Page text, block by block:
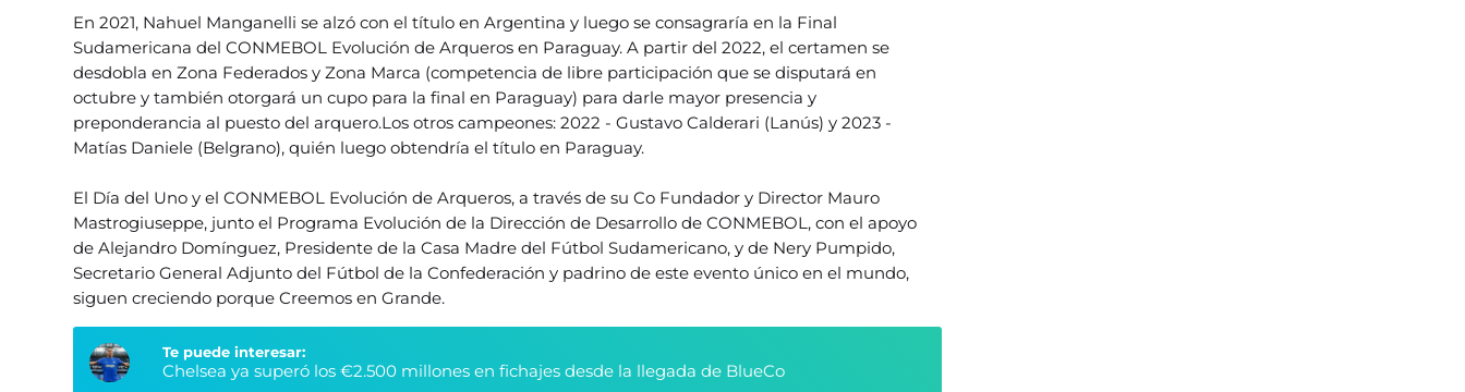
En 2021, Nahuel Manganelli se alzó con el título en Argentina y luego se consagraría en la Final
Sudamericana del CONMEBOL Evolución de Arqueros en Paraguay. A partir del 2022, el certamen se
desdobla en Zona Federados y Zona Marca (competencia de libre participación que se disputará en
octubre y también otorgará un cupo para la final en Paraguay) para darle mayor presencia y
preponderancia al puesto del arquero.Los otros campeones: 2022 - Gustavo Calderari (Lanús) y 2023 -
Matías Daniele (Belgrano), quién luego obtendría el título en Paraguay.
El Día del Uno y el CONMEBOL Evolución de Arqueros, a través de su Co Fundador y Director Mauro
Mastrogiuseppe, junto el Programa Evolución de la Dirección de Desarrollo de CONMEBOL, con el apoyo
de Alejandro Domínguez, Presidente de la Casa Madre del Fútbol Sudamericano, y de Nery Pumpido,
Secretario General Adjunto del Fútbol de la Confederación y padrino de este evento único en el mundo,
siguen creciendo porque Creemos en Grande.
Te puede interesar:
Chelsea ya superó los €2.500 millones en fichajes desde la llegada de BlueCo